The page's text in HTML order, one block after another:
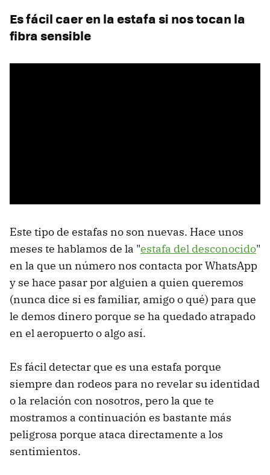
Es fácil caer en la estafa si nos tocan la
fibra sensible
Este tipo de estafas no son nuevas. Hace unos
meses te hablamos de la "estafa del desconocido"
en la que un número nos contacta por WhatsApp
y se hace pasar por alguien a quien queremos
(nunca dice si es familiar, amigo o qué) para que
le demos dinero porque se ha quedado atrapado
en el aeropuerto o algo así.
Es fácil detectar que es una estafa porque
siempre dan rodeos para no revelar su identidad
o la relación con nosotros, pero la que te
mostramos a continuación es bastante más
peligrosa porque ataca directamente a los
sentimientos.